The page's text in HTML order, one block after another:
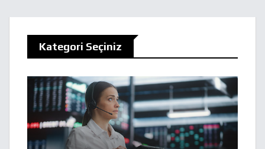
Kategori Seçiniz